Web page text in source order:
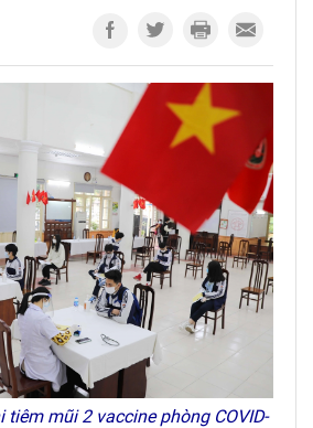
tiêm mũi 2 vaccine phòng COVID-